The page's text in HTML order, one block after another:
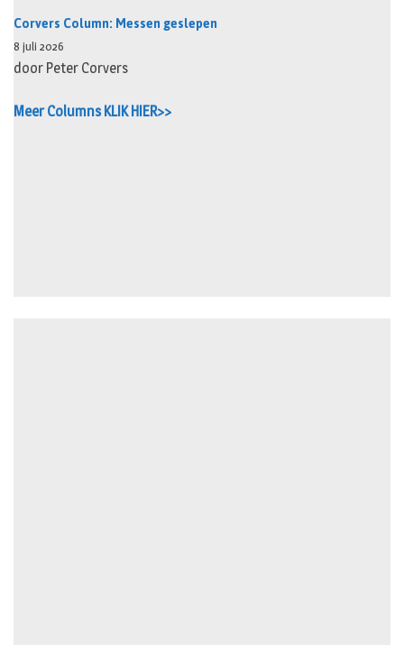
Corvers Column: Messen geslepen
8 juli 2026
door Peter Corvers
Meer Columns KLIK HIER>>